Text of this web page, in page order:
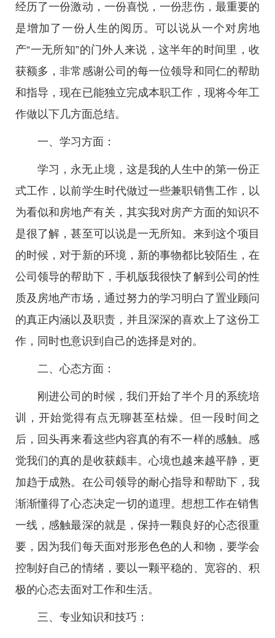
经历了一份激动，一份喜悦，一份悲伤，最重要的
是增加了一份人生的阅历。可以说从一个对房地
产“一无所知”的门外人来说，这半年的时间里，收
获额多，非常感谢公司的每一位领导和同仁的帮助
和指导，现在已能独立完成本职工作，现将今年工
作做以下几方面总结。
一、学习方面：
学习，永无止境，这是我的人生中的第一份正
式工作，以前学生时代做过一些兼职销售工作，以
为看似和房地产有关，其实我对房产方面的知识不
是很了解，甚至可以说是一无所知。来到这个项目
的时候，对于新的环境，新的事物都比较陌生，在
公司领导的帮助下，手机版我很快了解到公司的性
质及房地产市场，通过努力的学习明白了置业顾问
的真正内涵以及职责，并且深深的喜欢上了这份工
作，同时也意识到自己的选择是对的。
二、心态方面：
刚进公司的时候，我们开始了半个月的系统培
训，开始觉得有点无聊甚至枯燥。但一段时间之
后，回头再来看这些内容真的有不一样的感触。感
觉我们的真的是收获颇丰。心境也越来越平静，更
加趋于成熟。在公司领导的耐心指导和帮助下，我
渐渐懂得了心态决定一切的道理。想想工作在销售
一线，感触最深的就是，保持一颗良好的心态很重
要，因为我们每天面对形形色色的人和物，要学会
控制好自己的情绪，要以一颗平稳的、宽容的、积
极的心态去面对工作和生活。
三、专业知识和技巧：